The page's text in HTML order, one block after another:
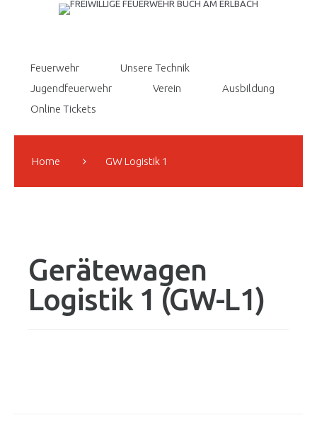
Feuerwehr
Unsere Technik
Jugendfeuerwehr
Verein
Ausbildung
Online Tickets
Home GW Logistik 1
Gerätewagen
Logistik 1 (GW-L1)